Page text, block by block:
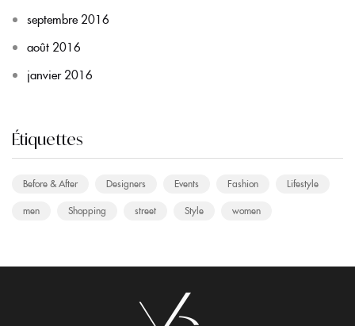
septembre 2016
août 2016
janvier 2016
Étiquettes
Before & After Designers Events Fashion
Lifestyle
men
Shopping street Style women